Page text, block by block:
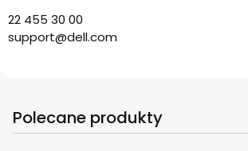
22 455 30 00
support@dell.com
Polecane produkty